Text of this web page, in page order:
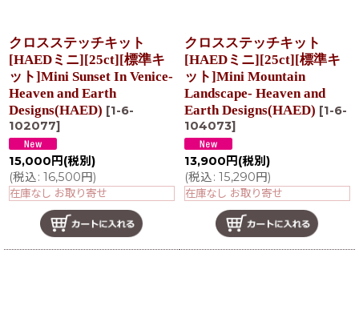
クロスステッチキット
[HAEDミニ][25ct][標準キ
ット]Mini Sunset In Venice-
Heaven and Earth
Designs(HAED) [1-6-
102077]
15,000 円 (税別)
(税込: 16,500円)
在庫なし お取り寄せ
クロスステッチキット
[HAEDミニ][25ct][標準キ
ット]Mini Mountain
Landscape- Heaven and
Earth Designs(HAED) [1-6-
104073]
13,900 円 (税別)
(税込: 15,290円)
在庫なし お取り寄せ